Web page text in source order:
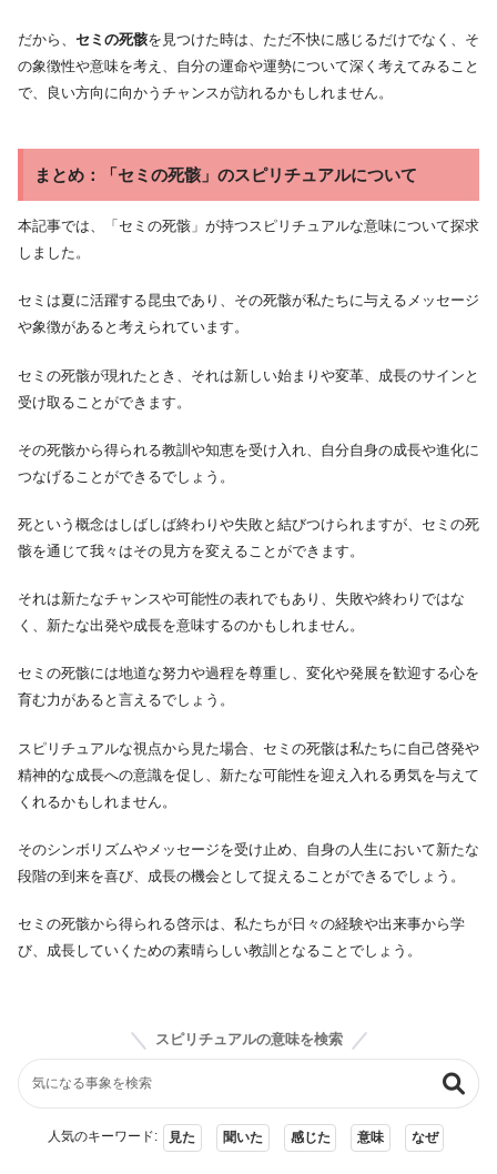
だから、 セミの死骸を見つけた時は、ただ不快に感じるだけでなく、そ
の象徴性や意味を考え、自分の運命や運勢について深く考えてみること
で、良い方向に向かうチャンスが訪れるかもしれません。
まとめ：「セミの死骸」のスピリチュアルについて
本記事では、「セミの死骸」が持つスピリチュアルな意味について探求
しました。
セミは夏に活躍する昆虫であり、その死骸が私たちに与えるメッセージ
や象徴があると考えられています。
セミの死骸が現れたとき、それは新しい始まりや変革、成長のサインと
受け取ることができます。
その死骸から得られる教訓や知恵を受け入れ、自分自身の成長や進化に
つなげることができるでしょう。
死という概念はしばしば終わりや失敗と結びつけられますが、セミの死
骸を通じて我々はその見方を変えることができます。
それは新たなチャンスや可能性の表れでもあり、失敗や終わりではな
く、新たな出発や成長を意味するのかもしれません。
セミの死骸には地道な努力や過程を尊重し、変化や発展を歓迎する心を
育む力があると言えるでしょう。
スピリチュアルな視点から見た場合、セミの死骸は私たちに自己啓発や
精神的な成長への意識を促し、新たな可能性を迎え入れる勇気を与えて
くれるかもしれません。
そのシンボリズムやメッセージを受け止め、自身の人生において新たな
段階の到来を喜び、成長の機会として捉えることができるでしょう。
セミの死骸から得られる啓示は、私たちが日々の経験や出来事から学
び、成長していくための素晴らしい教訓となることでしょう。
スピリチュアルの意味を検索
人気のキーワード: 見た 聞いた 感じた 意味 なぜ